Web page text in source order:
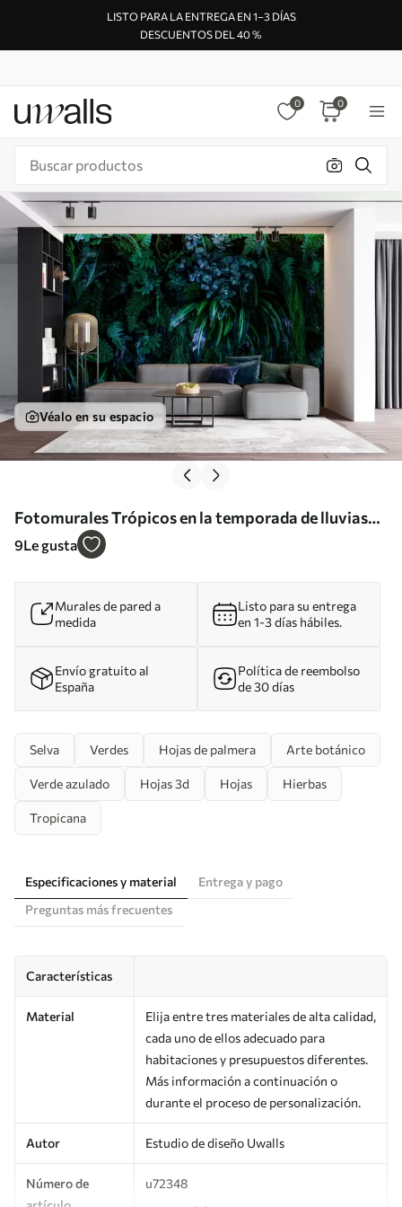
LISTO PARA LA ENTREGA EN 1–3 DÍAS
DESCUENTOS DEL 40 %
0 0
Véalo en su espacio
Fotomurales Trópicos en la temporada de lluvias
Nr. u72348
9Le gusta
Murales de pared a
medida
Listo para su entrega
en 1-3 días hábiles.
Envío gratuito al
España
Política de reembolso
de 30 días
Selva Verdes Hojas de palmera Arte botánico
Verde azulado Hojas 3d Hojas Hierbas
Tropicana
Especificaciones y material
Entrega y pago
Preguntas más frecuentes
Características
Material
Elija entre tres materiales de alta calidad,
cada uno de ellos adecuado para
habitaciones y presupuestos diferentes.
Más información a continuación o
durante el proceso de personalización.
Autor Estudio de diseño Uwalls
Número de
u72348